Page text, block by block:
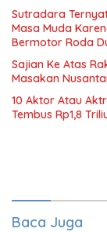
Sutradara
Masa Muda
Bermotor Roda
Sajian Ke Atas
Masakan
10 Aktor Atau
Tembus Rp1,8
Baca Juga